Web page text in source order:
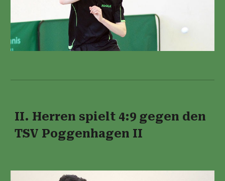
II. Herren spielt 4:9 gegen den
TSV Poggenhagen II